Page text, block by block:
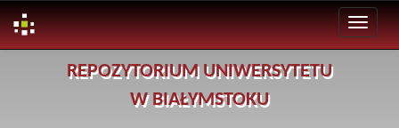
REPOZYTORIUM UNIWERSYTETU
W BIAŁYMSTOKU